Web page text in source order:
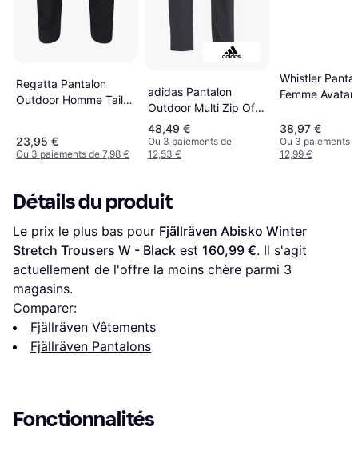
Regatta Pantalon
Outdoor Homme Taille
23,95 €
Ou 3 paiements de 7,98 €
adidas Pantalon
Outdoor Multi Zip Off
Pants - Gris
48,49 €
Ou 3 paiements de
12,53 €
Whistler
Femme
38,97 €
Ou 3 paiements
12,99 €
Détails du produit
Le prix le plus bas pour Fjällräven Abisko Winter
Stretch Trousers W - Black est 160,99 €. Il s'agit
actuellement de l'offre la moins chère parmi 3
magasins.
Comparer:
Fjällräven Vêtements
Fjällräven Pantalons
Fonctionnalités